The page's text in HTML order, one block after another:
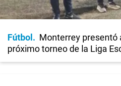
Fútbol
Monterrey presentó
próximo torneo de la Liga